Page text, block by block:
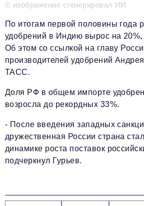
partner@business-magazine.online
© изображение сгенерировал ИИ
По итогам первой половины года
удобрений в Индию вырос на 20%,
Об этом со ссылкой на главу
производителей удобрений
ТАСС.
Доля РФ в общем импорте
возросла до рекордных 33%.
- После введения западных
дружественная России страна
динамике роста поставок
подчеркнул Гурьев.